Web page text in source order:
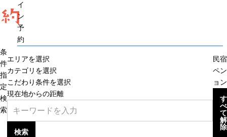
約
イ
ン
予
約
条
件
指
定
検
索
エリアを選択
カテゴリを選択
こだわり条件を選択
現在地からの距離
検索
民
ペ
ョン
す
べ
て
解
除